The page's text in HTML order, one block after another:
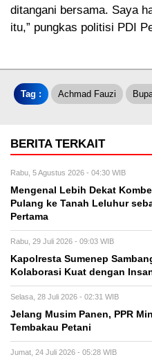
ditangani bersama. Saya
itu,” pungkas politisi PDI
Tag : Achmad Fauzi
BERITA TERKAIT
Rabu, 5 Agustus 2026 - 04:30 WIB
Mengenal Lebih Dekat
Pulang ke Tanah Leluhur
Pertama
Rabu, 29 Juli 2026 - 09:03 WIB
Kapolresta Sumenep
Kolaborasi Kuat dengan
Selasa, 28 Juli 2026 - 02:31 WIB
Jelang Musim Panen, PPR
Tembakau Petani
Jumat, 24 Juli 2026 - 05:28 WIB